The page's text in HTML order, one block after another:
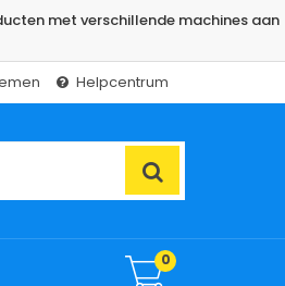
met verschillende machines aan
Helpcentrum
0